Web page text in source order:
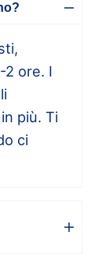
2 ore. I
più. Ti
ci